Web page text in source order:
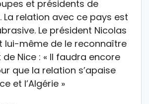
et présidents de
La relation avec ce pays est
Le président Nicolas
lui-même de le reconnaître
Nice : « Il faudra encore
que la relation s’apaise
et l’Algérie »